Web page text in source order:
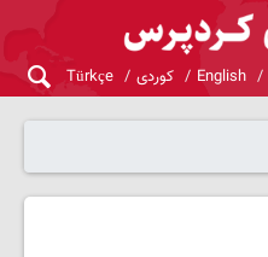
English کوردی Türkçe